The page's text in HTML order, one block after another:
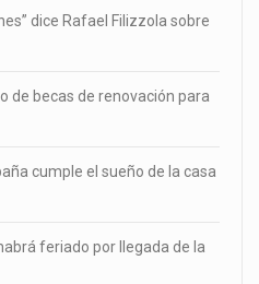
dice Rafael Filizzola sobre
de becas de renovación para
cumple el sueño de la casa
feriado por llegada de la